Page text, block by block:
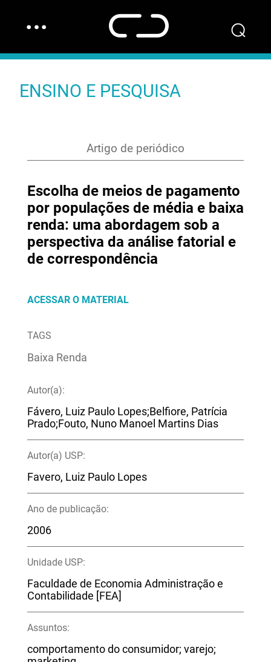
… ⌕
ENSINO E PESQUISA
Artigo de periódico
Escolha de meios de pagamento
por populações de média e baixa
renda: uma abordagem sob a
perspectiva da análise fatorial e
de correspondência
ACESSAR O MATERIAL
TAGS
Baixa Renda
Autor(a):
Fávero, Luiz Paulo Lopes;Belfiore, Patrícia
Prado;Fouto, Nuno Manoel Martins Dias
Autor(a) USP:
Favero, Luiz Paulo Lopes
Ano de publicação:
2006
Unidade USP:
Faculdade de Economia Administração e
Contabilidade [FEA]
Assuntos:
comportamento do consumidor; varejo;